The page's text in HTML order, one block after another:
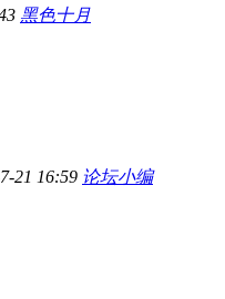
黑色十月
21 16:59 论坛小编